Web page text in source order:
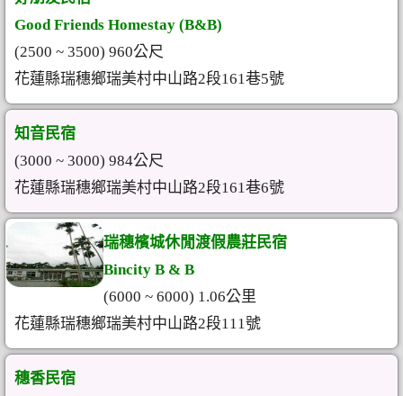
Good Friends Homestay (B&B)
(2500 ~ 3500) 960公尺
花蓮縣瑞穗鄉瑞美村中山路2段161巷5號
知音民宿
(3000 ~ 3000) 984公尺
花蓮縣瑞穗鄉瑞美村中山路2段161巷6號
瑞穗檳城休閒渡假農莊民宿
Bincity B & B
(6000 ~ 6000) 1.06公里
花蓮縣瑞穗鄉瑞美村中山路2段111號
穗香民宿